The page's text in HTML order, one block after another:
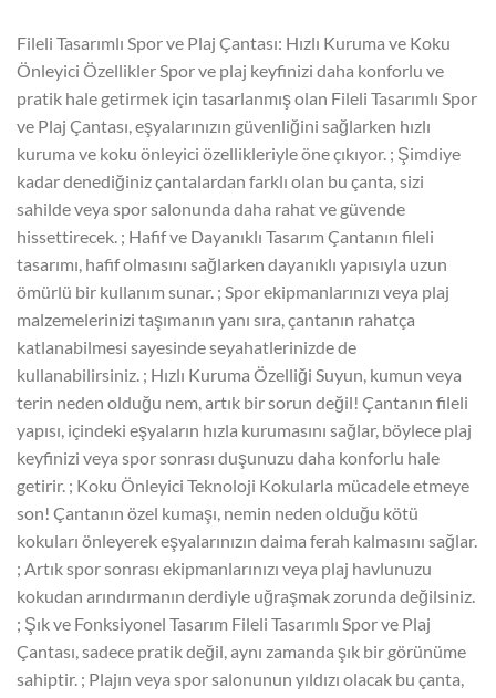
Fileli Tasarımlı Spor ve Plaj Çantası: Hızlı Kuruma ve Koku
Önleyici Özellikler Spor ve plaj keyfinizi daha konforlu ve
pratik hale getirmek için tasarlanmış olan Fileli Tasarımlı Spor
ve Plaj Çantası, eşyalarınızın güvenliğini sağlarken hızlı
kuruma ve koku önleyici özellikleriyle öne çıkıyor. ; Şimdiye
kadar denediğiniz çantalardan farklı olan bu çanta, sizi
sahilde veya spor salonunda daha rahat ve güvende
hissettirecek. ; Hafif ve Dayanıklı Tasarım Çantanın fileli
tasarımı, hafif olmasını sağlarken dayanıklı yapısıyla uzun
ömürlü bir kullanım sunar. ; Spor ekipmanlarınızı veya plaj
malzemelerinizi taşımanın yanı sıra, çantanın rahatça
katlanabilmesi sayesinde seyahatlerinizde de
kullanabilirsiniz. ; Hızlı Kuruma Özelliği Suyun, kumun veya
terin neden olduğu nem, artık bir sorun değil! Çantanın fileli
yapısı, içindeki eşyaların hızla kurumasını sağlar, böylece plaj
keyfinizi veya spor sonrası duşunuzu daha konforlu hale
getirir. ; Koku Önleyici Teknoloji Kokularla mücadele etmeye
son! Çantanın özel kumaşı, nemin neden olduğu kötü
kokuları önleyerek eşyalarınızın daima ferah kalmasını sağlar.
; Artık spor sonrası ekipmanlarınızı veya plaj havlunuzu
kokudan arındırmanın derdiyle uğraşmak zorunda değilsiniz.
; Şık ve Fonksiyonel Tasarım Fileli Tasarımlı Spor ve Plaj
Çantası, sadece pratik değil, aynı zamanda şık bir görünüme
sahiptir. ; Plajın veya spor salonunun yıldızı olacak bu çanta,